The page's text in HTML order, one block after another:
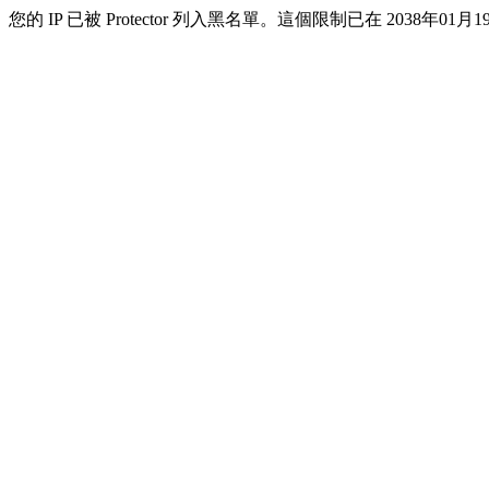
您的 IP 已被 Protector 列入黑名單。這個限制已在 2038年01月